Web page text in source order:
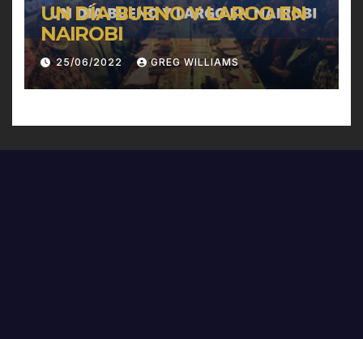
UN DÍA BUENO Y LARGO EN
NAIROBI
25/06/2022 GREG WILLIAMS